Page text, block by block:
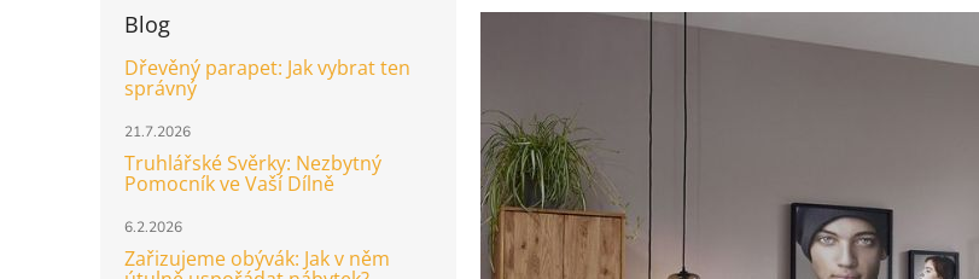
Blog
Dřevěný parapet: Jak vybrat ten
správný
21.7.2026
Truhlářské Svěrky: Nezbytný
Pomocník ve Vaší Dílně
6.2.2026
Zařizujeme obývák: Jak v něm